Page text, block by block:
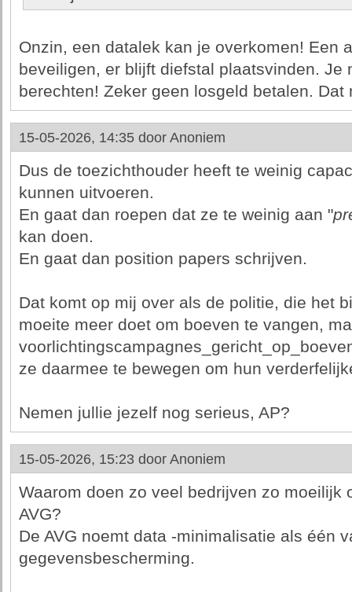
Onzin, een datalek kan je overkomen! Een
beveiligen, er blijft diefstal plaatsvinden. Je
berechten! Zeker geen losgeld betalen.
15-05-2026, 14:35 door Anoniem
Dus de toezichthouder heeft te weinig
kunnen uitvoeren.
En gaat dan roepen dat ze te weinig aan "
kan doen.
En gaat dan position papers schrijven.
Dat komt op mij over als de politie, die het
moeite meer doet om boeven te vangen,
ze daarmee te bewegen om hun
Nemen jullie jezelf nog serieus, AP?
15-05-2026, 15:23 door Anoniem
Waarom doen zo veel bedrijven zo moeilijk
AVG?
De AVG noemt data -minimalisatie als één
gegevensbescherming.